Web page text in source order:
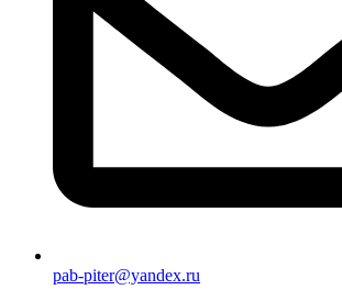
pab-piter@yandex.ru